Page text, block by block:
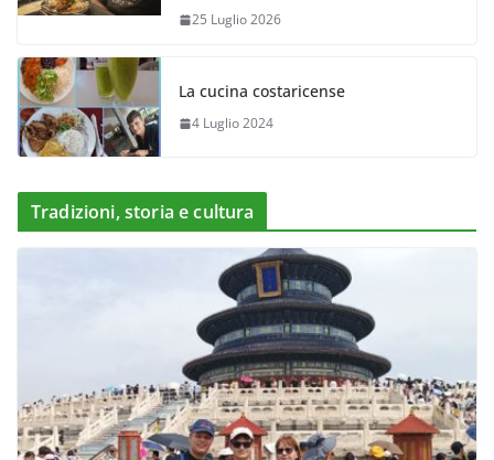
25 Luglio 2026
La cucina costaricense
4 Luglio 2024
Tradizioni, storia e cultura